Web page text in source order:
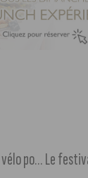
En juillet, profitez du vélo pour tous à Dijon